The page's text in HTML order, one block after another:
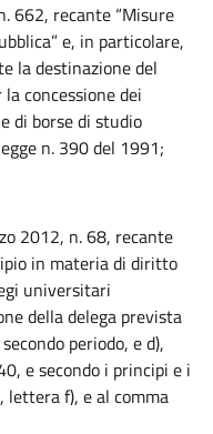
662, recante “Misure
e, in particolare,
la destinazione del
concessione dei
di borse di studio
n. 390 del 1991;
2012, n. 68, recante
in materia di diritto
universitari
della delega prevista
periodo, e d),
e secondo i principi e i
f), e al comma